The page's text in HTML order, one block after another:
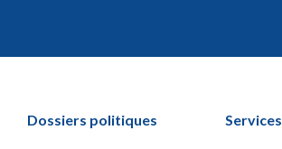
Dossiers politiques Services